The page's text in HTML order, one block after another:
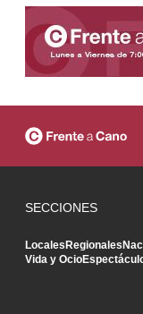
SECCIONES
LocalesRegionales
Vida y Ocio